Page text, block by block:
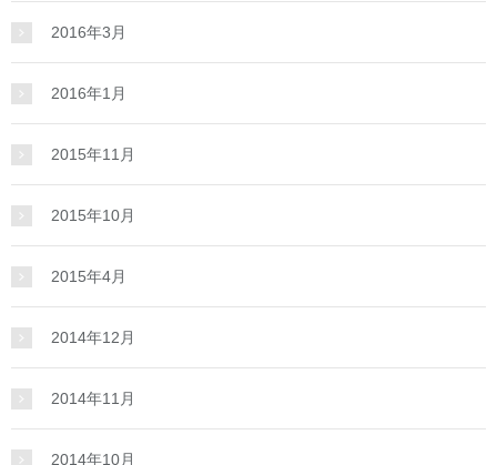
2016年3月
2016年1月
2015年11月
2015年10月
2015年4月
2014年12月
2014年11月
2014年10月